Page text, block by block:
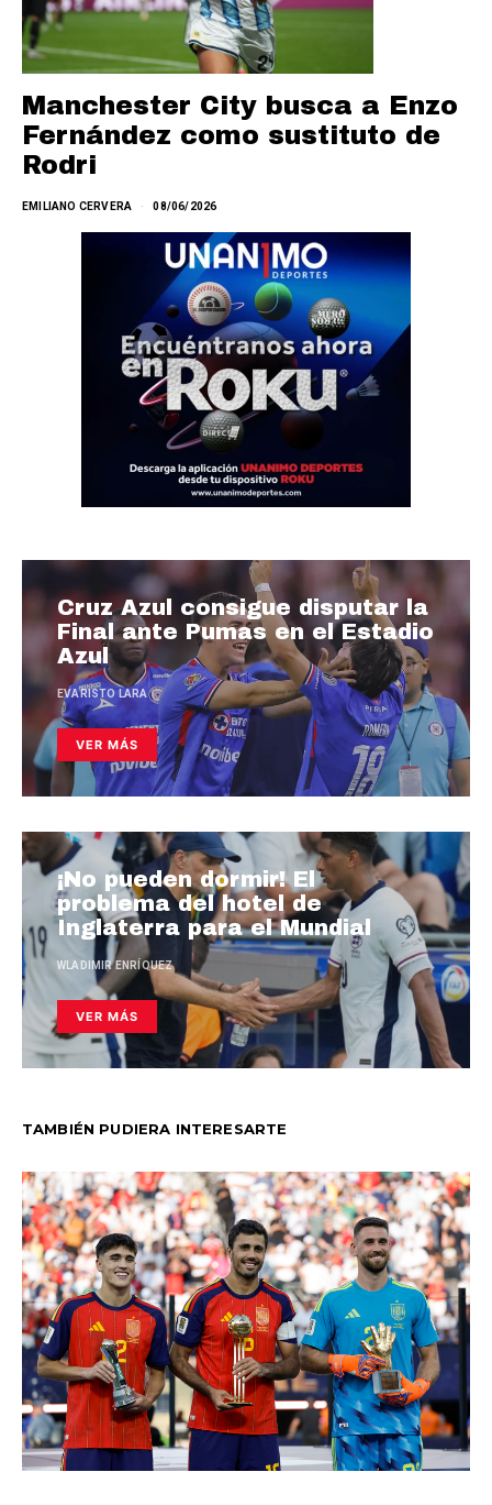
Manchester City busca a Enzo
Fernández como sustituto de
Rodri
EMILIANO CERVERA 08/06/2026
Cruz Azul consigue disputar la
Final ante Pumas en el Estadio
Azul
EVARISTO LARA
VER MÁS
¡No pueden dormir! El
problema del hotel de
Inglaterra para el Mundial
WLADIMIR ENRÍQUEZ
VER MÁS
TAMBIÉN PUDIERA INTERESARTE